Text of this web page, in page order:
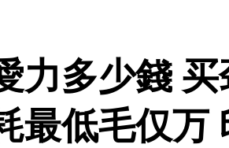
力多少錢
最低毛仅万